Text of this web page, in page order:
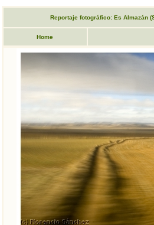
Reportaje fotográfico: Es Almazán
Home